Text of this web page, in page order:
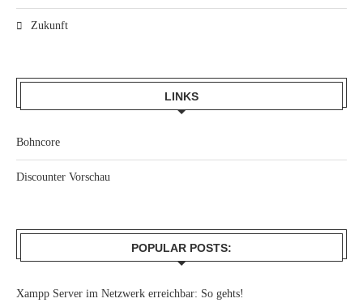
Zukunft
LINKS
Bohncore
Discounter Vorschau
POPULAR POSTS:
Xampp Server im Netzwerk erreichbar: So gehts!